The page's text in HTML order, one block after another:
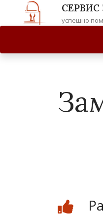
успешно